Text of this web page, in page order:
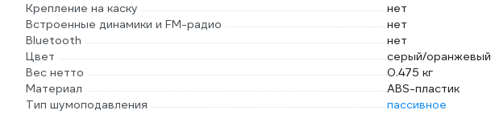
Крепление на каску
нет
Встроенные динамики и FM-радио
нет
Bluetooth
нет
Цвет
серый/оранжевый
Вес нетто
0.475 кг
Материал
ABS-пластик
Тип шумоподавления
пассивное